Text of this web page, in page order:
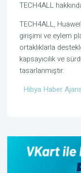
TECH4ALL
TECH4ALL,
girişimi ve eylem
ortaklıklarla
kapsayıcılık ve
tasarlanmıştır.
Hibya Haber